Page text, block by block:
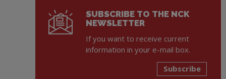
SUBSCRIBE TO THE NCK
NEWSLETTER
If you want to receive current
information in your e-mail box.
Subscribe